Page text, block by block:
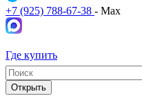
+7 (925) 788-67-38 - Max
Где купить
Открыть